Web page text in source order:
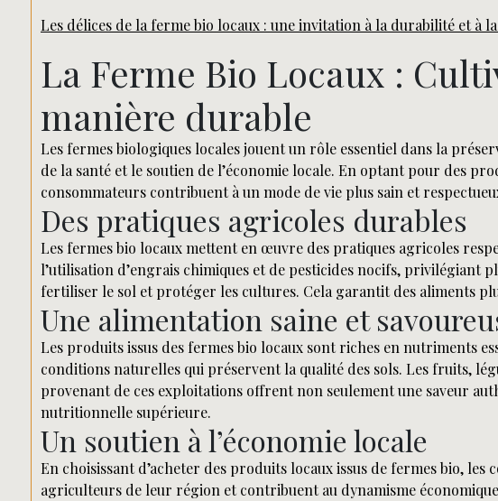
Les délices de la ferme bio locaux : une invitation à la durabilité et à
La Ferme Bio Locaux :
manière durable
Les fermes biologiques locales jouent un rôle essentiel dans la
de la santé et le soutien de l’économie locale. En optant pour des
consommateurs contribuent à un mode de vie plus sain et
Des pratiques agricoles durables
Les fermes bio locaux mettent en œuvre des pratiques agricoles
l’utilisation d’engrais chimiques et de pesticides nocifs, privilégiant
fertiliser le sol et protéger les cultures. Cela garantit des aliments
Une alimentation saine et
Les produits issus des fermes bio locaux sont riches en nutriments
conditions naturelles qui préservent la qualité des sols. Les fruits,
provenant de ces exploitations offrent non seulement une saveur
nutritionnelle supérieure.
Un soutien à l’économie locale
En choisissant d’acheter des produits locaux issus de fermes bio, les
agriculteurs de leur région et contribuent au dynamisme